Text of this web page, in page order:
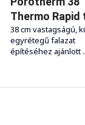
Thermo Rapid
38 cm vastagságú,
egyrétegű falazat
építéséhez ajánlott